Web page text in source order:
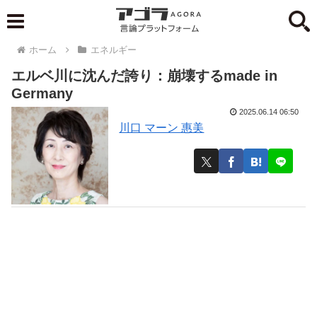
ホーム エネルギー
エルベ川に沈んだ誇り：崩壊するmade in
Germany
川口 マーン 惠美
2025.06.14 06:50